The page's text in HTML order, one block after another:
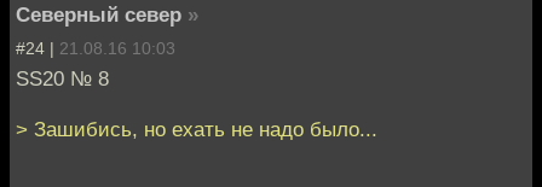
Северный север »
#24 | 21.08.16 10:03
SS20 № 8
> Зашибись, но ехать не надо было...